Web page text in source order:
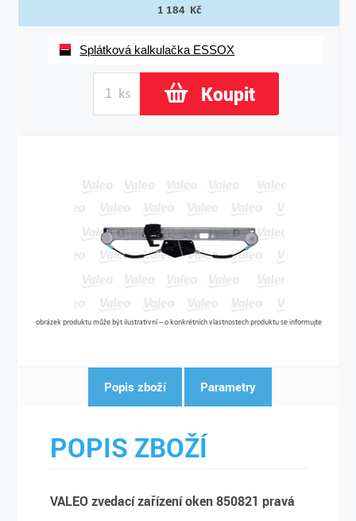
1 184 Kč
Splátková kalkulačka ESSOX
Koupit
obrázek produktu může být ilustrativní – o konkrétních vlastnostech produktu se informujte
Popis zboží Parametry
POPIS ZBOŽÍ
VALEO zvedací zařízení oken 850821 pravá